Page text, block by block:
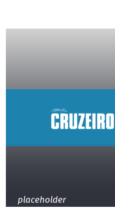
placeholder